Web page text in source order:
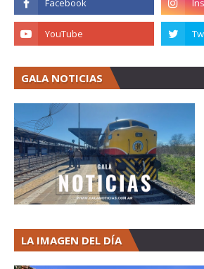
GALA NOTICIAS
LA IMAGEN DEL DÍA